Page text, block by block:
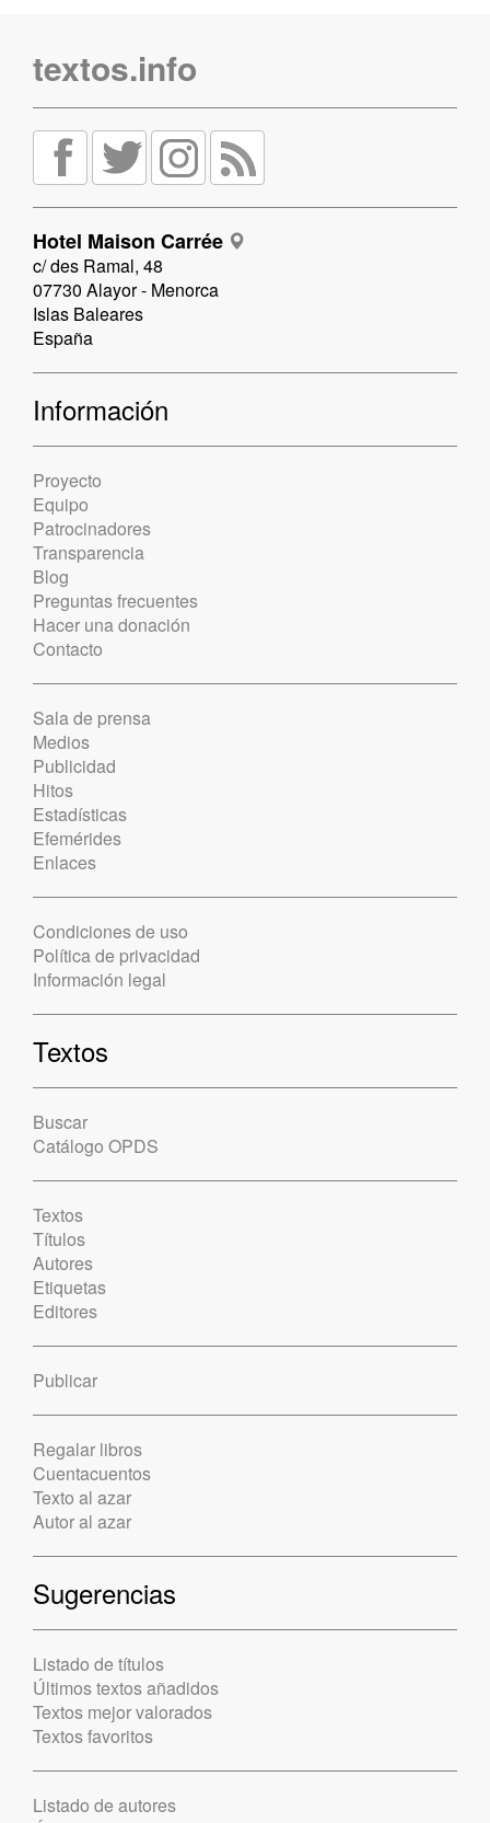
textos.info
Hotel Maison Carrée
c/ des Ramal, 48
07730 Alayor - Menorca
Islas Baleares
España
Información
Proyecto
Equipo
Patrocinadores
Transparencia
Blog
Preguntas frecuentes
Hacer una donación
Contacto
Sala de prensa
Medios
Publicidad
Hitos
Estadísticas
Efemérides
Enlaces
Condiciones de uso
Política de privacidad
Información legal
Textos
Buscar
Catálogo OPDS
Textos
Títulos
Autores
Etiquetas
Editores
Publicar
Regalar libros
Cuentacuentos
Texto al azar
Autor al azar
Sugerencias
Listado de títulos
Últimos textos añadidos
Textos mejor valorados
Textos favoritos
Listado de autores